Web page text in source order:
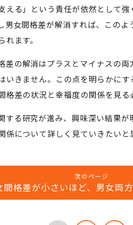
える」という責任が依然として
男女間格差が解消すれば、この
ます。
差の解消はプラスとマイナスの
いきません。この点を明らかに
格差の状況と幸福度の関係を見る
する研究が進み、興味深い結果が
係について詳しく見ていきたいと
次のページ
間格差が小さいほど、男女両